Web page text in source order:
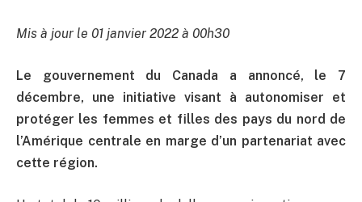
Mis à jour le 01 janvier 2022 à 00h30
Le gouvernement du Canada a annoncé, le 7
décembre, une initiative visant à autonomiser et
protéger les femmes et filles des pays du nord de
l’Amérique centrale en marge d’un partenariat avec
cette région.